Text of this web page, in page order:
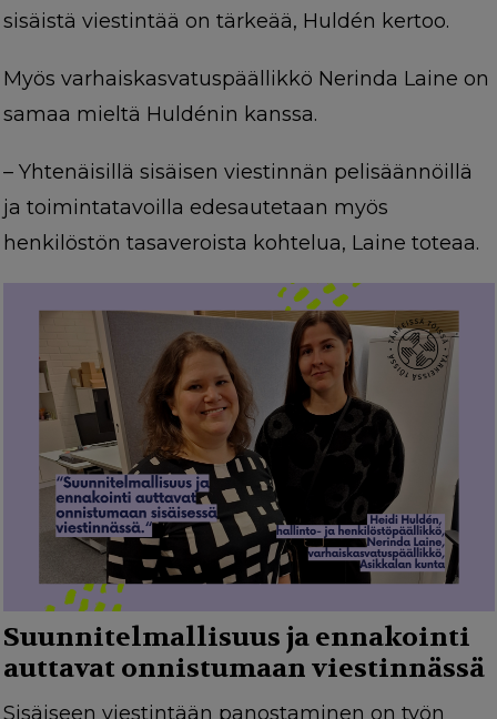
sisäistä viestintää on tärkeää, Huldén kertoo.
Myös varhaiskasvatuspäällikkö Nerinda Laine on
samaa mieltä Huldénin kanssa.
– Yhtenäisillä sisäisen viestinnän pelisäännöillä
ja toimintatavoilla edesautetaan myös
henkilöstön tasaveroista kohtelua, Laine toteaa.
Suunnitelmallisuus ja ennakointi
auttavat onnistumaan viestinnässä
Sisäiseen viestintään panostaminen on työn